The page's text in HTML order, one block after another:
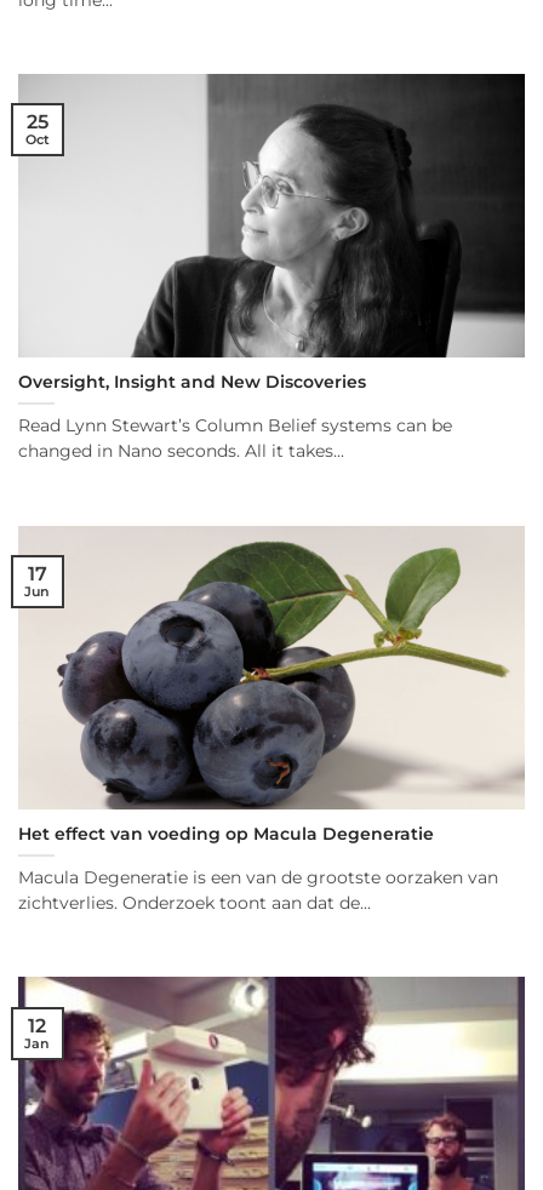
Oversight, Insight and New Discoveries
Read Lynn Stewart’s Column Belief systems can be
changed in Nano seconds. All it takes...
25
Oct
Het effect van voeding op Macula Degeneratie
Macula Degeneratie is een van de grootste oorzaken van
zichtverlies. Onderzoek toont aan dat de...
17
Jun
12
Jan